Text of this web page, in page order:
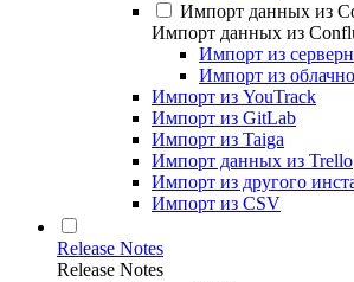
Импорт данных из
Импорт данных из
Импорт из
Импорт из
Импорт из YouTrack
Импорт из GitLab
Импорт из Taiga
Импорт данных из Trello
Импорт из другого
Импорт из CSV
Release Notes
Release Notes